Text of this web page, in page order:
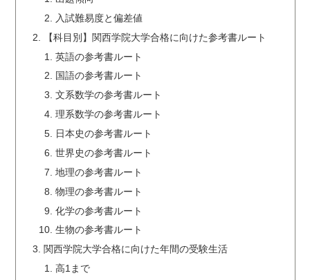
入試難易度と偏差値
【科目別】関西学院大学合格に向けた参考書ルート
英語の参考書ルート
国語の参考書ルート
文系数学の参考書ルート
理系数学の参考書ルート
日本史の参考書ルート
世界史の参考書ルート
地理の参考書ルート
物理の参考書ルート
化学の参考書ルート
生物の参考書ルート
関西学院大学合格に向けた年間の受験生活
高1まで